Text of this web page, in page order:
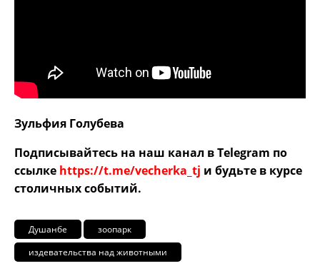
Зульфия Голубева
Подписывайтесь на наш канал в Telegram по
ссылке https://t.me/vecherka_tj и будьте в курсе
столичных событий.
Душанбе
зоопарк
издевательства над животными